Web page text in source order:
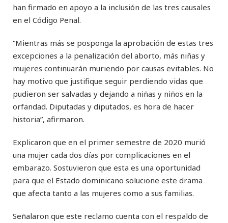
han firmado en apoyo a la inclusión de las tres causales
en el Código Penal.
“Mientras más se posponga la aprobación de estas tres
excepciones a la penalización del aborto, más niñas y
mujeres continuarán muriendo por causas evitables. No
hay motivo que justifique seguir perdiendo vidas que
pudieron ser salvadas y dejando a niñas y niños en la
orfandad. Diputadas y diputados, es hora de hacer
historia”, afirmaron.
Explicaron que en el primer semestre de 2020 murió
una mujer cada dos días por complicaciones en el
embarazo. Sostuvieron que esta es una oportunidad
para que el Estado dominicano solucione este drama
que afecta tanto a las mujeres como a sus familias.
Señalaron que este reclamo cuenta con el respaldo de